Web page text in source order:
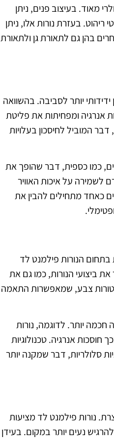
מאוד. בעיצוב פנים, ניתן
בעזרת נורות אלו, ניתן
בהן גם לתאורת גן ולתאורת
יותר לסביבה. בהשוואה
אנרגיה ומפחיתות את פליטת
המוביל לחיסכון בעלויות
כמו כספית, דבר שהופך את
לשמירה על איכות האוויר
כאחד מתחילים להבין את
הנורות פילמנט לד
ביצועי הנורות, כמו גם את
צבע, שמאפשרות התאמה
חכמה יותר. לדוגמה, נורות
חוסכות אנרגיה. טכנולוגיות
סלולריות, דבר שמקנה יותר
נורות פילמנט לד מציעות
נעים יותר במקום. בעידן